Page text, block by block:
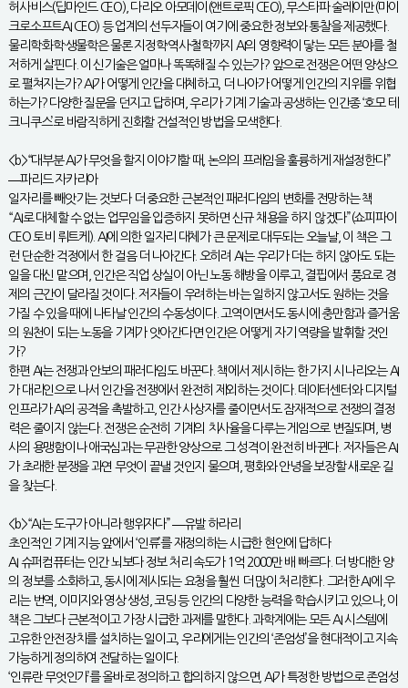
허사비스(딥마인드 CEO), 다리오 아모데이(앤트로픽 CEO), 무스타파 술레이만(마이
크로소프트AI CEO) 등 업계의 선두자들이 여기에 중요한 정보와 통찰을 제공했다.
물리학·화학·생물학은 물론 지정학·역사·철학까지 AI의 영향력이 닿는 모든 분야를 철
저하게 살핀다. 이 신기술은 얼마나 똑똑해질 수 있는가? 앞으로 전쟁은 어떤 양상으
로 펼쳐지는가? AI가 어떻게 인간을 대체하고, 더 나아가 어떻게 인간의 지위를 위협
하는가? 다양한 질문을 던지고 답하며, 우리가 기계 기술과 공생하는 인간종 ‘호모 테
크니쿠스’로 바람직하게 진화할 건설적인 방법을 모색한다.
<b>“대부분 AI가 무엇을 할지 이야기할 때, 논의의 프레임을 훌륭하게 재설정한다”
―파리드 자카리아
일자리를 빼앗기는 것보다 더 중요한 근본적인 패러다임의 변화를 전망하는 책
“AI로 대체할 수 없는 업무임을 입증하지 못하면 신규 채용을 하지 않겠다”(쇼피파이
CEO 토비 뤼트케). AI에 의한 일자리 대체가 큰 문제로 대두되는 오늘날, 이 책은 그
런 단순한 걱정에서 한 걸음 더 나아간다. 오히려 AI는 우리가 더는 하지 않아도 되는
일을 대신 맡으며, 인간은 직업 상실이 아닌 노동 해방을 이루고, 결핍에서 풍요로 경
제의 근간이 달라질 것이다. 저자들이 우려하는 바는 일하지 않고서도 원하는 것을
가질 수 있을 때에 나타날 인간의 수동성이다. 고역이면서도 동시에 충만함과 즐거움
의 원천이 되는 노동을 기계가 앗아간다면 인간은 어떻게 자기 역량을 발휘할 것인
가?
한편 AI는 전쟁과 안보의 패러다임도 바꾼다. 책에서 제시하는 한 가지 시나리오는 AI
가 대리인으로 나서 인간을 전쟁에서 완전히 제외하는 것이다. 데이터센터와 디지털
인프라가 AI의 공격을 촉발하고, 인간 사상자를 줄이면서도 잠재적으로 전쟁의 결정
력은 줄이지 않는다. 전쟁은 순전히 기계의 치사율을 다루는 게임으로 변질되며, 병
사의 용맹함이나 애국심과는 무관한 양상으로 그 성격이 완전히 바뀐다. 저자들은 AI
가 초래한 분쟁을 과연 무엇이 끝낼 것인지 물으며, 평화와 안녕을 보장할 새로운 길
을 찾는다.
<b>“AI는 도구가 아니라 행위자다” ―유발 하라리
초인적인 기계 지능 앞에서 ‘인류’를 재정의하는 시급한 현안에 답하다
AI 슈퍼컴퓨터는 인간 뇌보다 정보 처리 속도가 1억 2000만 배 빠르다. 더 방대한 양
의 정보를 소화하고, 동시에 제시되는 요청을 훨씬 더 많이 처리한다. 그러한 AI에 우
리는 번역, 이미지와 영상 생성, 코딩 등 인간의 다양한 능력을 학습시키고 있으나, 이
책은 그보다 근본적이고 가장 시급한 과제를 말한다. 과학계에는 모든 AI 시스템에
고유한 안전장치를 설치하는 일이고, 우리에게는 인간의 ‘존엄성’을 현대적이고 지속
가능하게 정의하여 전달하는 일이다.
‘인류란 무엇인가’를 올바로 정의하고 합의하지 않으면, AI가 특정한 방법으로 존엄성